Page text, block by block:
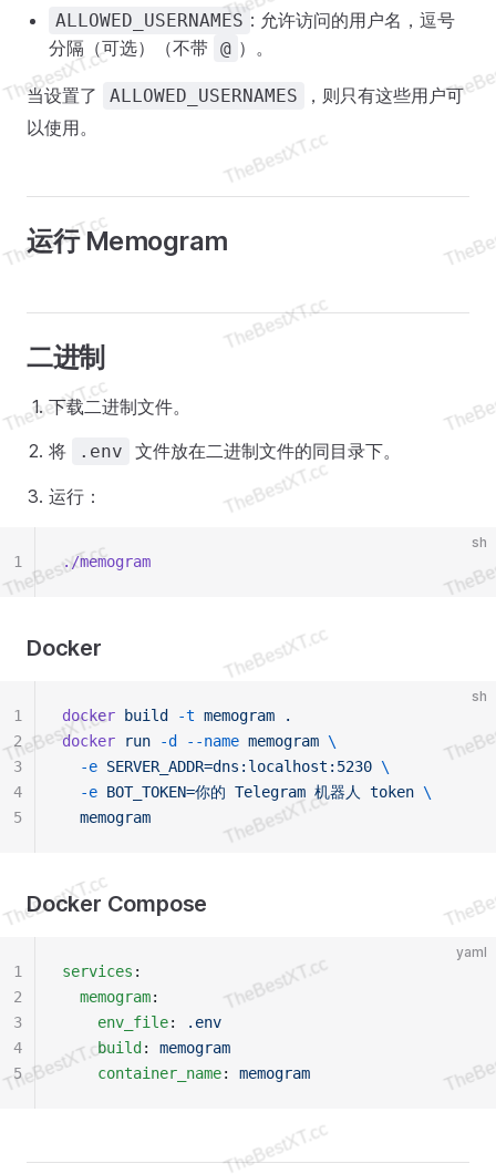
ALLOWED_USERNAMES : 允许访问的用户名，逗号
分隔（可选）（不带 @ ）。
当设置了 ALLOWED_USERNAMES
，则只有这些用户可
以使用。
运行 Memogram
二进制
下载二进制文件。
将
.env 文件放在二进制文件的同目录下。
运行：
sh
./memogram
1
Docker
sh
docker build -t memogram .
docker run -d --name memogram \
  -e
SERVER_ADDR=dns:localhost:5230 \
  -e
BOT_TOKEN=你的 Telegram 机器人 token \
  memogram
1
2
3
4
5
Docker Compose
yaml
services :
  memogram
:
    env_file
:
.env
    build
: memogram
    container_name
: memogram
1
2
3
4
5